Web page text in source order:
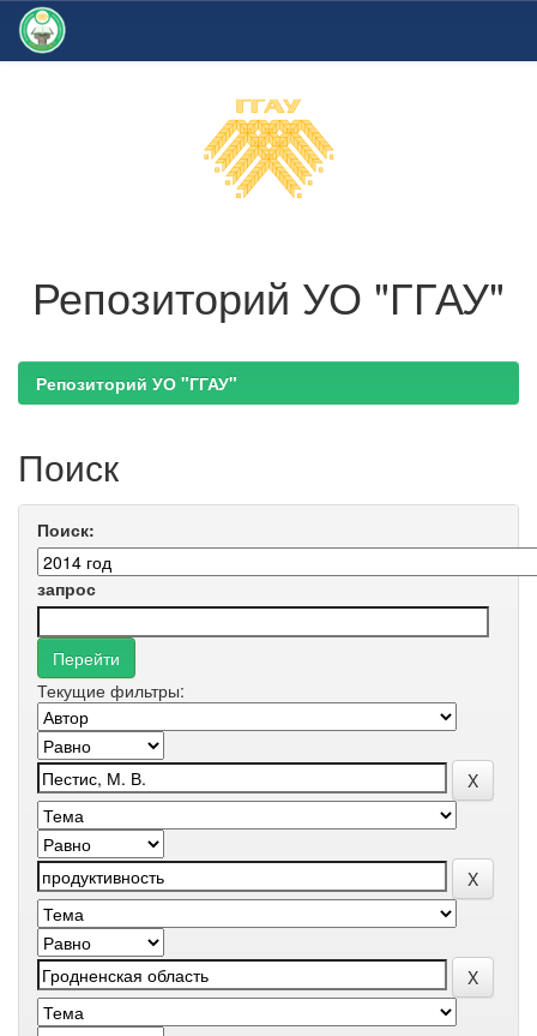
Репозиторий УО "ГГАУ"
Репозиторий УО "ГГАУ"
Поиск
Поиск:
запрос
Текущие фильтры: